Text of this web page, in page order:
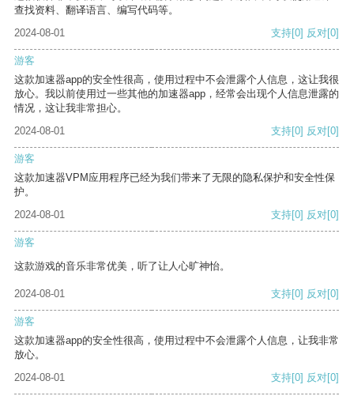
查找资料、翻译语言、编写代码等。
2024-08-01
支持[0] 反对[0]
游客
这款加速器app的安全性很高，使用过程中不会泄露个人信息，这让我很
放心。我以前使用过一些其他的加速器app，经常会出现个人信息泄露的
情况，这让我非常担心。
2024-08-01
支持[0] 反对[0]
游客
这款加速器VPM应用程序已经为我们带来了无限的隐私保护和安全性保
护。
2024-08-01
支持[0] 反对[0]
游客
这款游戏的音乐非常优美，听了让人心旷神怡。
2024-08-01 支持[0] 反对[0]
游客
这款加速器app的安全性很高，使用过程中不会泄露个人信息，让我非常
放心。
2024-08-01
支持[0] 反对[0]